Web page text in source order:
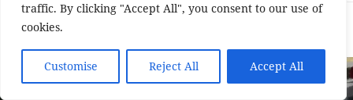
traffic. By clicking "Accept All", you consent to our use of
cookies.
Customise Reject All Accept All
Impressum und Datenschutzerklärung